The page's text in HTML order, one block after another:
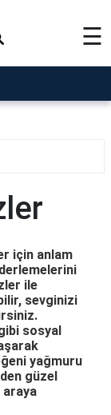
☰
için anlam
ile
sevginizi
sosyal
yağmuru
güzel